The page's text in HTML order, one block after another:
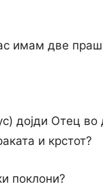
имам две
дојди Отец
и крстот?
поклони?